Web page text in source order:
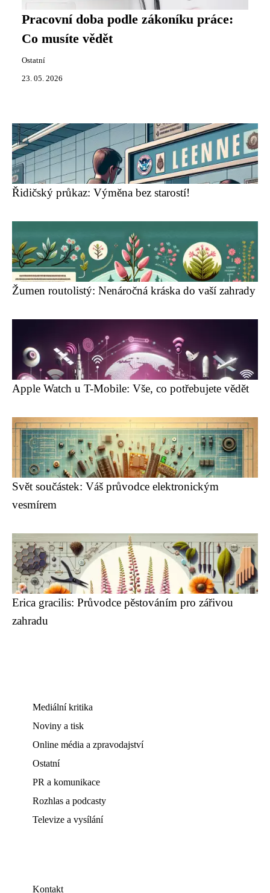
Pracovní doba podle zákoníku práce:
Co musíte vědět
Ostatní
23. 05. 2026
Řidičský průkaz: Výměna bez starostí!
Žumen routolistý: Nenáročná kráska do vaší zahrady
Apple Watch u T-Mobile: Vše, co potřebujete vědět
Svět součástek: Váš průvodce elektronickým
vesmírem
Erica gracilis: Průvodce pěstováním pro zářivou
zahradu
Mediální kritika
Noviny a tisk
Online média a zpravodajství
Ostatní
PR a komunikace
Rozhlas a podcasty
Televize a vysílání
Kontakt